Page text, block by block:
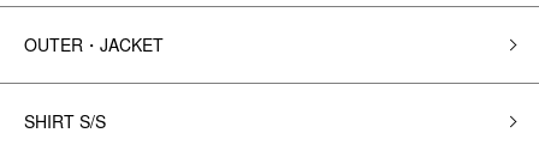
OUTER・JACKET
SHIRT S/S